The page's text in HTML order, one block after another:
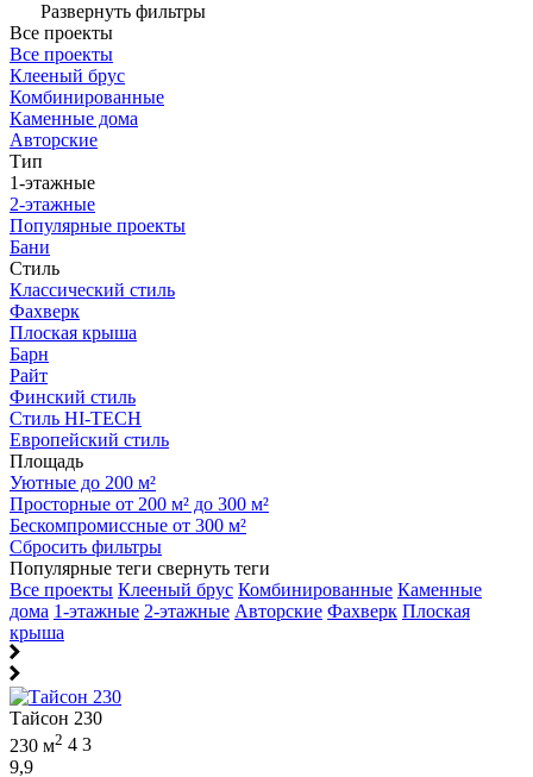
Развернуть фильтры
Все проекты
Все проекты
Клееный брус
Комбинированные
Каменные дома
Авторские
Тип
1-этажные
2-этажные
Популярные проекты
Бани
Стиль
Классический стиль
Фахверк
Плоская крыша
Барн
Райт
Финский стиль
Стиль HI-TECH
Европейский стиль
Площадь
Уютные до 200 м²
Просторные от 200 м² до 300 м²
Бескомпромиссные от 300 м²
Сбросить фильтры
Популярные теги свернуть теги
Все проекты Клееный брус Комбинированные Каменные
дома 1-этажные 2-этажные Авторские Фахверк Плоская
крыша
Тайсон 230
230 м2 4 3
9,9